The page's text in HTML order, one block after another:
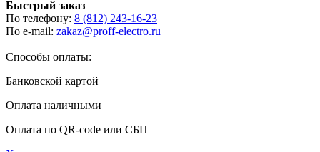
Быстрый заказ
По телефону: 8 (812) 243-16-23
По e-mail: zakaz@proff-electro.ru
Способы оплаты:
Банковской картой
Оплата наличными
Оплата по QR-code или СБП